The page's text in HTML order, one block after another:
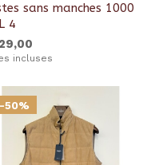
sans manches 1000
4
incluses
-50%